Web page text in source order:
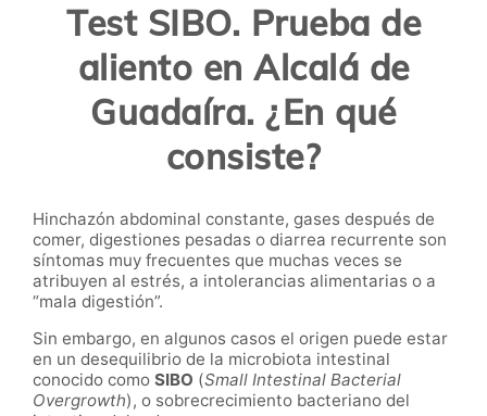
Test SIBO. Prueba de
aliento en Alcalá de
Guadaíra. ¿En qué
consiste?
Hinchazón abdominal constante, gases después de
comer, digestiones pesadas o diarrea recurrente son
síntomas muy frecuentes que muchas veces se
atribuyen al estrés, a intolerancias alimentarias o a
“mala digestión”.
Sin embargo, en algunos casos el origen puede estar
en un desequilibrio de la microbiota intestinal
conocido como SIBO (Small Intestinal Bacterial
Overgrowth), o sobrecrecimiento bacteriano del